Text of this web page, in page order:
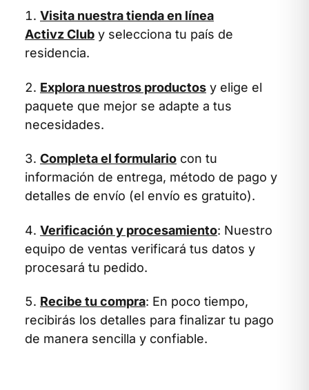
Visita nuestra tienda en línea
Activz Club y selecciona tu país de
residencia.
Explora nuestros productos y elige el
paquete que mejor se adapte a tus
necesidades.
Completa el formulario con tu
información de entrega, método de pago y
detalles de envío (el envío es gratuito).
Verificación y procesamiento: Nuestro
equipo de ventas verificará tus datos y
procesará tu pedido.
Recibe tu compra: En poco tiempo,
recibirás los detalles para finalizar tu pago
de manera sencilla y confiable.